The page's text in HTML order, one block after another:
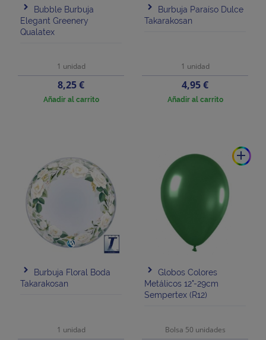
Bubble Burbuja
Elegant Greenery
Qualatex
1 unidad
Precio
8,25 €
Añadir al carrito
Burbuja Paraíso Dulce
Takarakosan
1 unidad
Precio
4,95 €
Añadir al carrito
Burbuja Floral Boda
Takarakosan
1 unidad
add
Globos Colores
Metálicos 12"-29cm
Sempertex (R12)
Bolsa 50 unidades